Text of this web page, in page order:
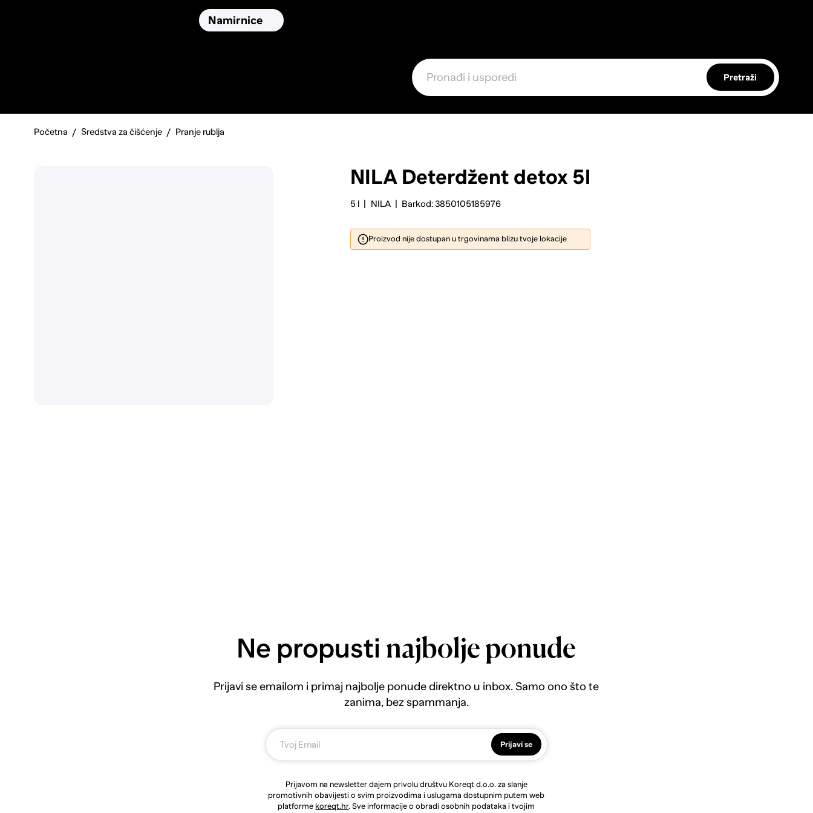
Namirnice
Pretraži
Početna Sredstva za čišćenje Pranje rublja
NILA Deterdžent detox 5l
5 l NILA Barkod: 3850105185976
Proizvod nije dostupan u trgovinama blizu tvoje lokacije
Ne propusti najbolje ponude
Prijavi se emailom i primaj najbolje ponude direktno u inbox. Samo ono što te
zanima, bez spammanja.
Prijavi se
Prijavom na newsletter dajem privolu društvu Koreqt d.o.o. za slanje
promotivnih obavijesti o svim proizvodima i uslugama dostupnim putem web
platforme koreqt.hr. Sve informacije o obradi osobnih podataka i tvojim